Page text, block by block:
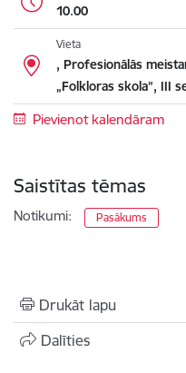
10.00
Vieta
, Profesionālās
„Folkloras skola”, III
Pievienot kalendāram
Saistītas tēmas
Notikumi: Pasākums
Drukāt lapu
Dalīties